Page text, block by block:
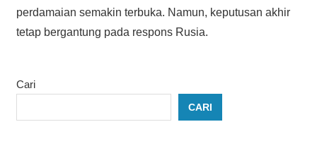
perdamaian semakin terbuka. Namun, keputusan akhir
tetap bergantung pada respons Rusia.
Cari
CARI